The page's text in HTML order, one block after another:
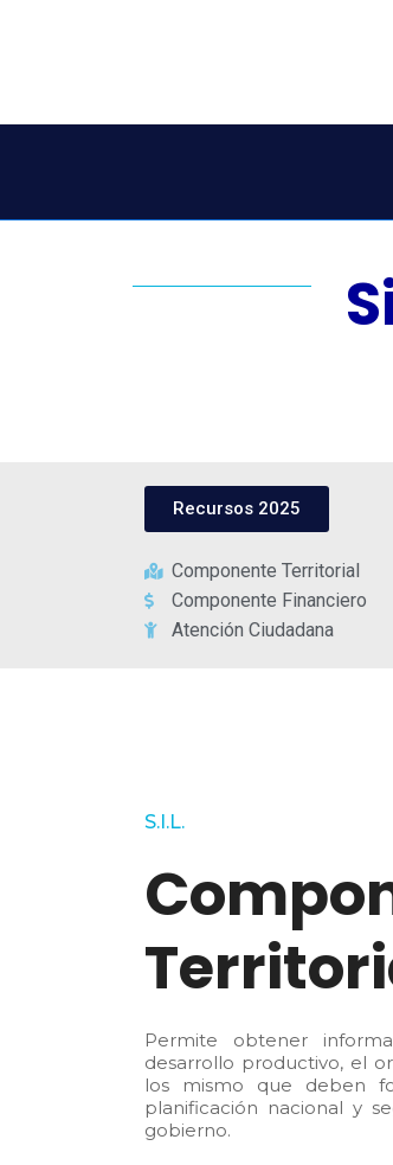
Recursos 2025
Componente Territorial
Componente Financiero
Atención Ciudadana
S.I.L.
Permite obtener
desarrollo productivo, el
los mismo que deben
planificación nacional y
gobierno.